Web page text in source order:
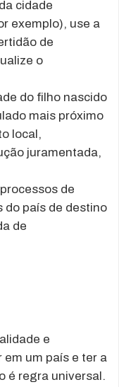
cidade
exemplo), use a
de
o
do filho nascido
mais próximo
local,
juramentada,
de
do país de destino
de
e
um país e ter a
é regra universal.